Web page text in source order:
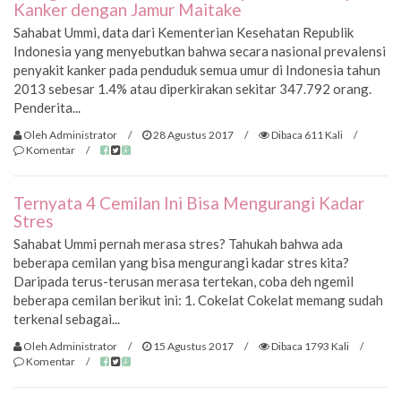
Kanker dengan Jamur Maitake
Sahabat Ummi, data dari Kementerian Kesehatan Republik
Indonesia yang menyebutkan bahwa secara nasional prevalensi
penyakit kanker pada penduduk semua umur di Indonesia tahun
2013 sebesar 1.4% atau diperkirakan sekitar 347.792 orang.
Penderita...
Oleh Administrator / 28 Agustus 2017 / Dibaca 611 Kali
/
Komentar
/
Ternyata 4 Cemilan Ini Bisa Mengurangi Kadar
Stres
Sahabat Ummi pernah merasa stres? Tahukah bahwa ada
beberapa cemilan yang bisa mengurangi kadar stres kita?
Daripada terus-terusan merasa tertekan, coba deh ngemil
beberapa cemilan berikut ini: 1. Cokelat Cokelat memang sudah
terkenal sebagai...
Oleh Administrator / 15 Agustus 2017 / Dibaca 1793 Kali
/
Komentar
/